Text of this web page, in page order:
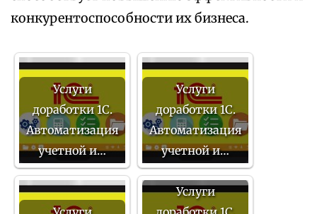
конкурентоспособности их бизнеса.
Услуги
доработки 1С.
Автоматизация
учетной и…
Услуги
доработки 1С.
Автоматизация
учетной и…
Услуги